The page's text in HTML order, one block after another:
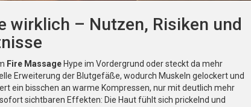
wirklich – Nutzen, Risiken und
Fire Massage Hype im Vordergrund oder steckt da mehr
Erweiterung der Blutgefäße, wodurch Muskeln gelockert und
ein bisschen an warme Kompressen, nur mit deutlich mehr
sichtbaren Effekten: Die Haut fühlt sich prickelnd und